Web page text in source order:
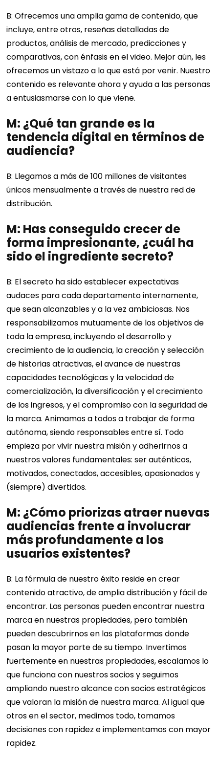
B: Ofrecemos una amplia gama de contenido, que
incluye, entre otros, reseñas detalladas de
productos, análisis de mercado, predicciones y
comparativas, con énfasis en el video. Mejor aún, les
ofrecemos un vistazo a lo que está por venir. Nuestro
contenido es relevante ahora y ayuda a las personas
a entusiasmarse con lo que viene.
M: ¿Qué tan grande es la
tendencia digital en términos de
audiencia?
B: Llegamos a más de 100 millones de visitantes
únicos mensualmente a través de nuestra red de
distribución.
M: Has conseguido crecer de
forma impresionante, ¿cuál ha
sido el ingrediente secreto?
B: El secreto ha sido establecer expectativas
audaces para cada departamento internamente,
que sean alcanzables y a la vez ambiciosas. Nos
responsabilizamos mutuamente de los objetivos de
toda la empresa, incluyendo el desarrollo y
crecimiento de la audiencia, la creación y selección
de historias atractivas, el avance de nuestras
capacidades tecnológicas y la velocidad de
comercialización, la diversificación y el crecimiento
de los ingresos, y el compromiso con la seguridad de
la marca. Animamos a todos a trabajar de forma
autónoma, siendo responsables entre sí. Todo
empieza por vivir nuestra misión y adherirnos a
nuestros valores fundamentales: ser auténticos,
motivados, conectados, accesibles, apasionados y
(siempre) divertidos.
M: ¿Cómo priorizas atraer nuevas
audiencias frente a involucrar
más profundamente a los
usuarios existentes?
B: La fórmula de nuestro éxito reside en crear
contenido atractivo, de amplia distribución y fácil de
encontrar. Las personas pueden encontrar nuestra
marca en nuestras propiedades, pero también
pueden descubrirnos en las plataformas donde
pasan la mayor parte de su tiempo. Invertimos
fuertemente en nuestras propiedades, escalamos lo
que funciona con nuestros socios y seguimos
ampliando nuestro alcance con socios estratégicos
que valoran la misión de nuestra marca. Al igual que
otros en el sector, medimos todo, tomamos
decisiones con rapidez e implementamos con mayor
rapidez.